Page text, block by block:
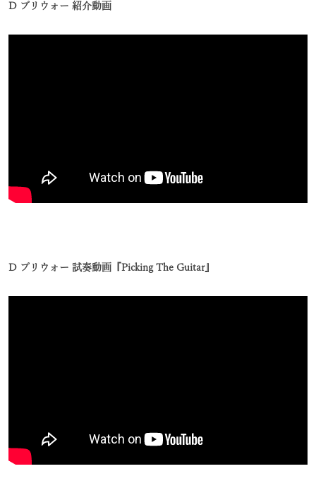
D プリウォー 紹介動画
D プリウォー 試奏動画『Picking The Guitar』